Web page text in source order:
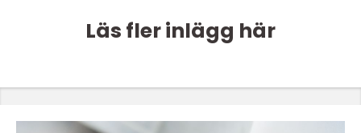
Läs fler inlägg här